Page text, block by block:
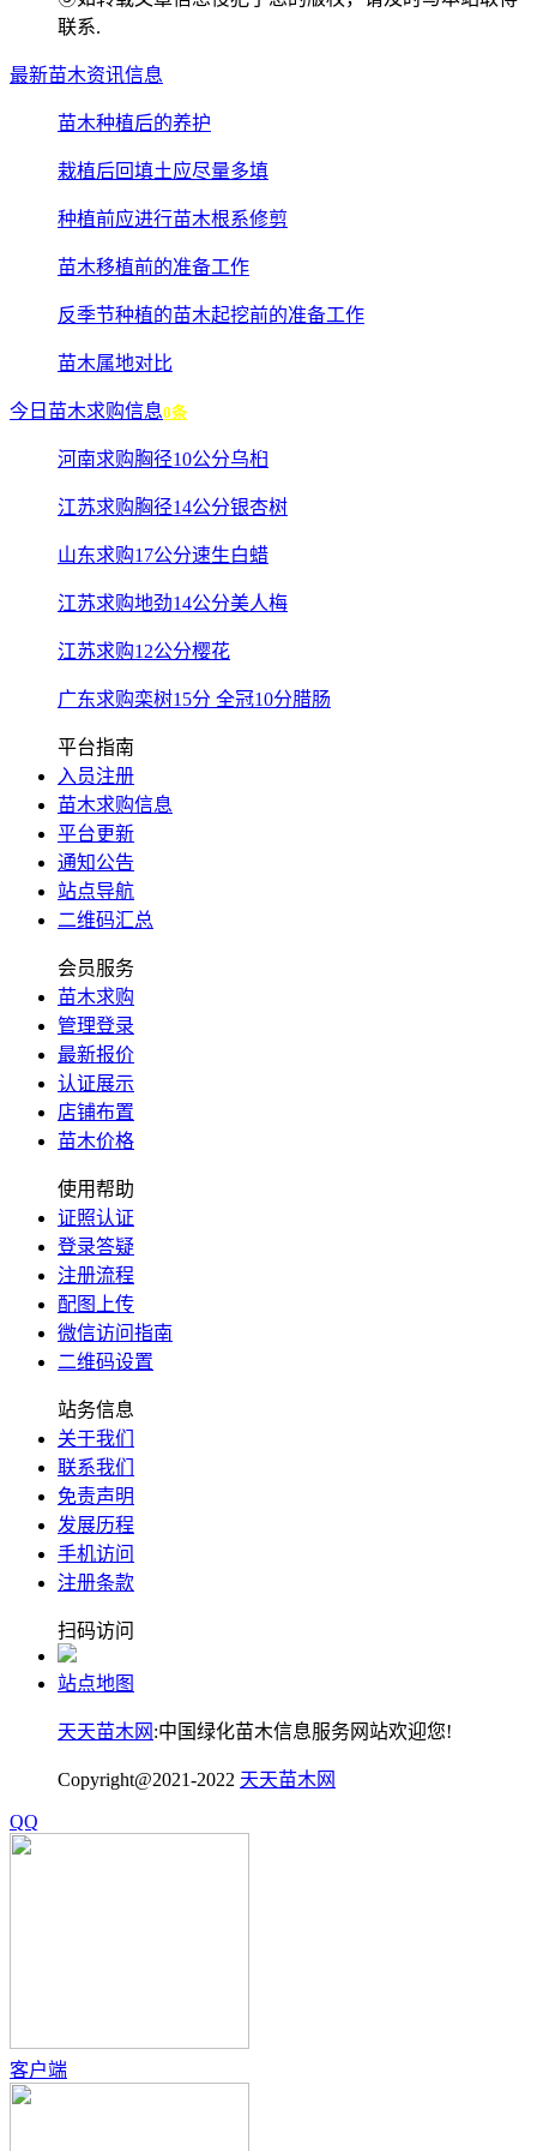
联系.
最新苗木资讯信息
苗木种植后的养护
栽植后回填土应尽量多填
种植前应进行苗木根系修剪
苗木移植前的准备工作
反季节种植的苗木起挖前的准备工作
苗木属地对比
今日苗木求购信息0条
河南求购胸径10公分乌桕
江苏求购胸径14公分银杏树
山东求购17公分速生白蜡
江苏求购地劲14公分美人梅
江苏求购12公分樱花
广东求购栾树15分 全冠10分腊肠
平台指南
入员注册
苗木求购信息
平台更新
通知公告
站点导航
二维码汇总
会员服务
苗木求购
管理登录
最新报价
认证展示
店铺布置
苗木价格
使用帮助
证照认证
登录答疑
注册流程
配图上传
微信访问指南
二维码设置
站务信息
关于我们
联系我们
免责声明
发展历程
手机访问
注册条款
扫码访问
站点地图
天天苗木网 :中国绿化苗木信息服务网站欢迎您!
Copyright@2021-2022 天天苗木网
QQ
客户端